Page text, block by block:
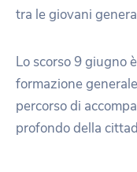
tra le giovani
Lo scorso 9 giugno
formazione
percorso di
profondo della